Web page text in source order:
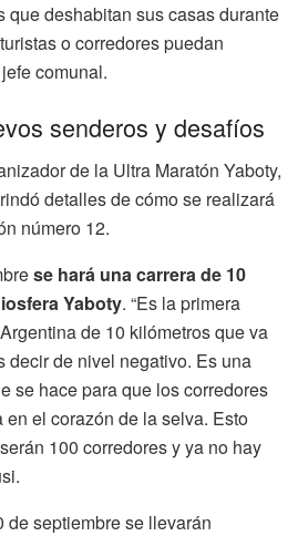
que deshabitan sus casas durante
o corredores puedan
comunal.
senderos y desafíos
de la Ultra Maratón Yaboty,
detalles de cómo se realizará
número 12.
se hará una carrera de 10
Yaboty. “Es la primera
de 10 kilómetros que va
decir de nivel negativo. Es una
se hace para que los corredores
el corazón de la selva. Esto
100 corredores y ya no hay
de septiembre se llevarán